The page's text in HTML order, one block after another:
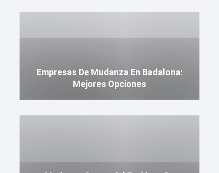
Empresas De Mudanza En Badalona:
Mejores Opciones